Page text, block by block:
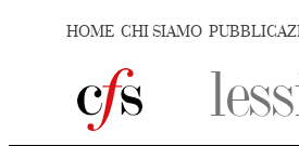
HOME CHI SIAMO